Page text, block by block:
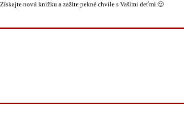
Získajte novú knižku a zažite pekné chvíle s Vašimi deťmi 🙂